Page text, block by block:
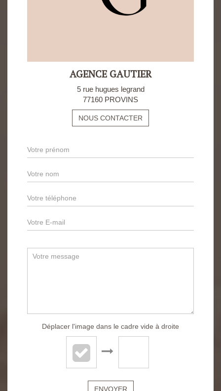
AGENCE GAUTIER
5 rue hugues legrand
77160 PROVINS
NOUS CONTACTER
Déplacer l'image dans le cadre vide à droite
ENVOYER